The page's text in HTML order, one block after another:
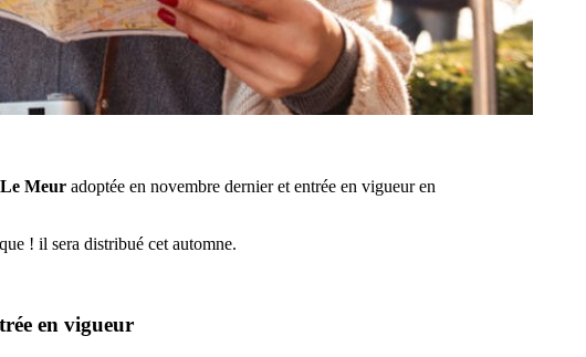
Meur adoptée en novembre dernier et entrée en vigueur en
! il sera distribué cet automne.
en vigueur